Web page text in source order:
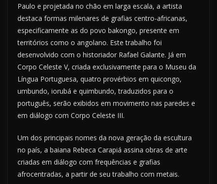
Paulo e projetada no chão em larga escala, a artista
destaca formas milenares de grafias centro-africanas,
especificamente as do povo bakongo, presente em
territórios como o angolano. Este trabalho foi
desenvolvido com o historiador Rafael Galante. Já em
Corpo Celeste V, criada exclusivamente para o Museu da
Língua Portuguesa, quatro provérbios em quicongo,
umbundo, iorubá e quimbundo, traduzidos para o
português, serão exibidos em movimento nas paredes e
em diálogo com Corpo Celeste III.
Um dos principais nomes da nova geração da escultura
no país, a baiana Rebeca Carapiá assina obras de arte
criadas em diálogo com frequências e grafias
afrocentradas, a partir de seu trabalho com metais.